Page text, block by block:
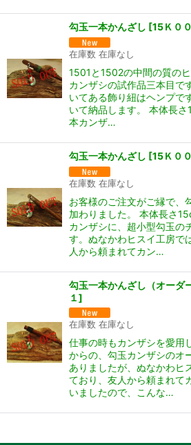
勾玉一本かんざし [15Ｋ０
在庫数 在庫なし
1501と1502の中間の質の
カンザシの試作品三本目で
いてある飾り紐はヘンプで
いて納品します。 本体長
本カンザ…
勾玉一本かんざし [15Ｋ０
在庫数 在庫なし
お客様のご注文がご縁で、
加わりました。 本体長さ
カンザシに、超小型勾玉の
す。ぬなかわヒスイ工房で
人から頼まれてカン…
勾玉一本かんざし（オーダ
１]
在庫数 在庫なし
仕事の時もカンザシを愛用
からの、勾玉カンザシのオ
ありましたが、ぬなかわヒ
ており、友人から頼まれて
いましたので、こんな…